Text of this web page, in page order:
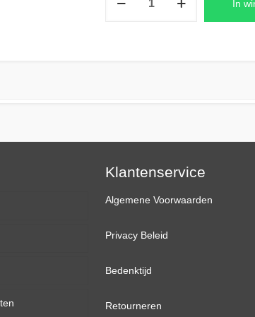
FHD
aantal
In
Klantenservice
Algemene Voorwaarden
Privacy Beleid
Bedenktijd
Retourneren